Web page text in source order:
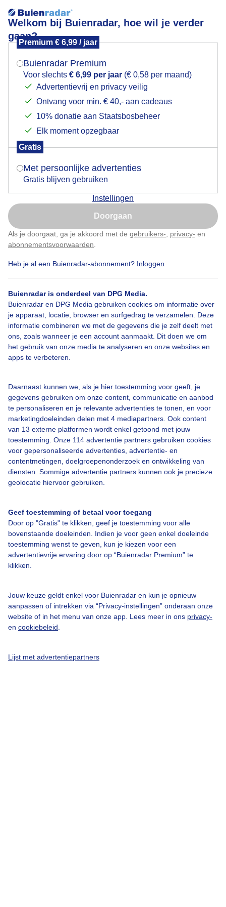
Welkom bij Buienradar, hoe wil je verder
gaan?
Premium € 6,99 / jaar
Buienradar Premium
Voor slechts € 6,99 per jaar (€ 0,58 per maand)
Advertentievrij en privacy veilig
Ontvang voor min. € 40,- aan cadeaus
10% donatie aan Staatsbosbeheer
Elk moment opzegbaar
Gratis
Met persoonlijke advertenties
Gratis blijven gebruiken
Instellingen
Doorgaan
Als je doorgaat, ga je akkoord met de gebruikers- privacy- en
abonnementsvoorwaarden
Heb je al een Buienradar-abonnement? Inloggen
Buienradar is onderdeel van DPG Media.
Buienradar en DPG Media gebruiken cookies om informatie over
je apparaat, locatie, browser en surfgedrag te verzamelen. Deze
informatie combineren we met de gegevens die je zelf deelt met
ons, zoals wanneer je een account aanmaakt. Dit doen we om
het gebruik van onze media te analyseren en onze websites en
apps te verbeteren.
Daarnaast kunnen we, als je hier toestemming voor geeft, je
gegevens gebruiken om onze content, communicatie en aanbod
te personaliseren en je relevante advertenties te tonen, en voor
marketingdoeleinden delen met 4 mediapartners. Ook content
van 13 externe platformen wordt enkel getoond met jouw
toestemming. Onze 114 advertentie partners gebruiken cookies
voor gepersonaliseerde advertenties, advertentie- en
contentmetingen, doelgroepenonderzoek en ontwikkeling van
diensten. Sommige advertentie partners kunnen ook je precieze
geolocatie hiervoor gebruiken.
Geef toestemming of betaal voor toegang
Door op "Gratis" te klikken, geef je toestemming voor alle
bovenstaande doeleinden. Indien je voor geen enkel doeleinde
toestemming wenst te geven, kun je kiezen voor een
advertentievrije ervaring door op “Buienradar Premium” te
klikken.
Jouw keuze geldt enkel voor Buienradar en kun je opnieuw
aanpassen of intrekken via “Privacy-instellingen” onderaan onze
website of in het menu van onze app. Lees meer in ons privacy-
en cookiebeleid
Lijst met advertentiepartners
Martin Herms, een laatste groet.
Door een noodlottig ongeval zal Martin niet meer op
onze foto's reageren..ik ben er kapot van..zonder dat
hij het zelf wist heeft hij mij door een van de
reacties op mijn foto's en het contact daardoor..hij zit
diep in mijn hart zonder hem persoonlijk te kennen..ik
Door: Loes Rodermond Gemaakt: 10-02-2026, 1677x bekeken
Bekijk slideshow
Over Buienradar
Bedrijfsgegevens
Veelgestelde vragen
Contact
Mogen we je locatie gebruiken voor het
Indien je hier nog geen akkoord op hebt gegeven,
verschijnt er zo een pop-up uit je browser waarin
Is goed, toon de popup
Nu niet, misschien later
Klik hierom dit aan te passen